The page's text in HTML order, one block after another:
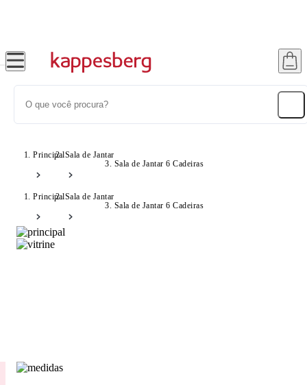
PrincipalSala de Jantar
Sala de Jantar 6 Cadeiras
PrincipalSala de Jantar
Sala de Jantar 6 Cadeiras